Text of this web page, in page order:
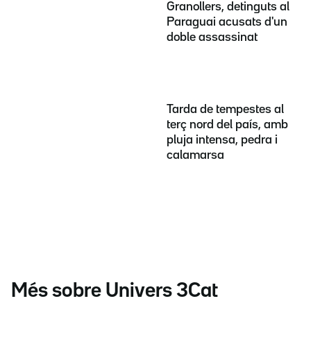
Granollers, detinguts al
Paraguai acusats d'un
doble assassinat
Tarda de tempestes al
terç nord del país, amb
pluja intensa, pedra i
calamarsa
Més sobre Univers 3Cat